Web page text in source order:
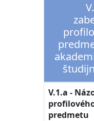
V.1.a -
predmetu